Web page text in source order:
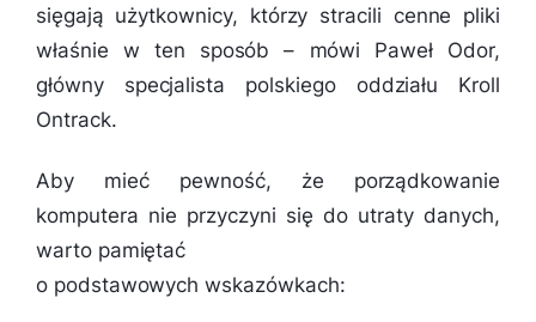
sięgają użytkownicy, którzy stracili cenne pliki
właśnie w ten sposób– mówi Paweł Odor,
główny specjalista polskiego oddziału Kroll
Ontrack.
Aby mieć pewność, że porządkowanie
komputera nie przyczyni się do utraty danych,
warto pamiętać
o podstawowych wskazówkach: